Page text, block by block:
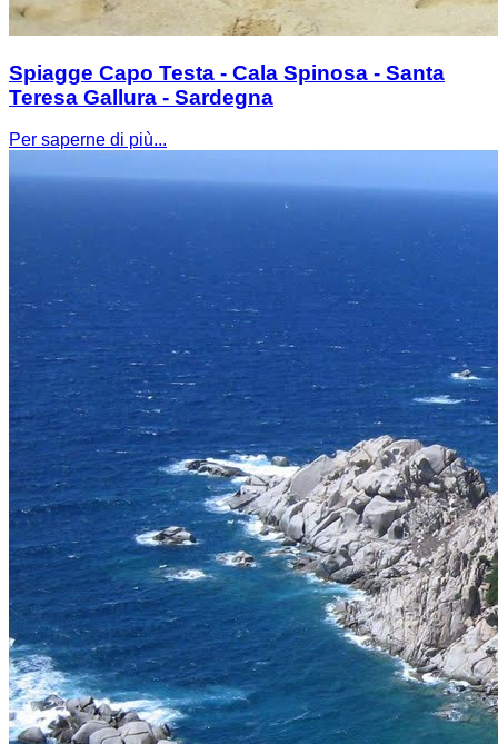
Spiagge Capo Testa - Cala Spinosa - Santa
Teresa Gallura - Sardegna
Per saperne di più...